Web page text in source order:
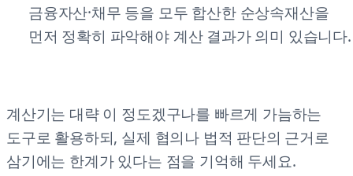
금융자산·채무 등을 모두 합산한 순상속재산을
먼저 정확히 파악해야 계산 결과가 의미 있습니다.
계산기는 대략 이 정도겠구나를 빠르게 가늠하는
도구로 활용하되, 실제 협의나 법적 판단의 근거로
삼기에는 한계가 있다는 점을 기억해 두세요.